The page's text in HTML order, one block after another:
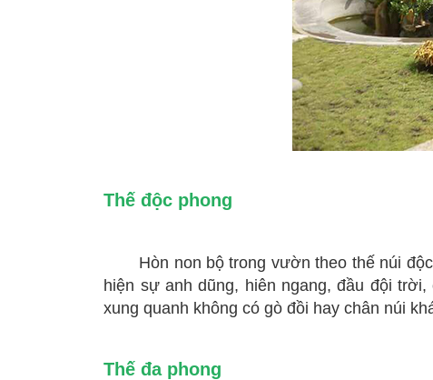
Thế độc phong
Hòn non bộ trong vườn theo thế núi
hiện sự anh dũng, hiên ngang, đầu đội
xung quanh không có gò đồi hay chân núi
Thế đa phong